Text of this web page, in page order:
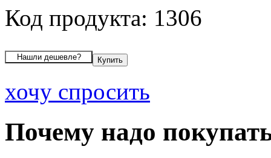
Код продукта: 1306
хочу спросить
Почему надо